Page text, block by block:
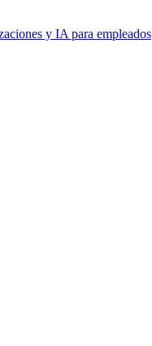
y IA para empleados